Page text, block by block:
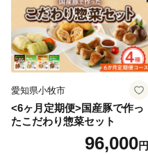
愛知県小牧市
<6ヶ月定期便>国産豚で作っ
たこだわり惣菜セット
96,000円